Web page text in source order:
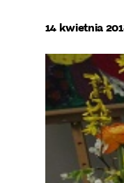
14 kwietnia